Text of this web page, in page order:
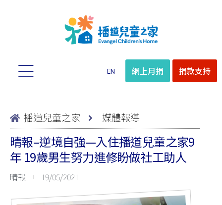
EN 網上月捐 捐款支持
播道兒童之家 媒體報導
晴報–逆境自強—入住播道兒童之家9
年 19歲男生努力進修盼做社工助人
晴報 19/05/2021